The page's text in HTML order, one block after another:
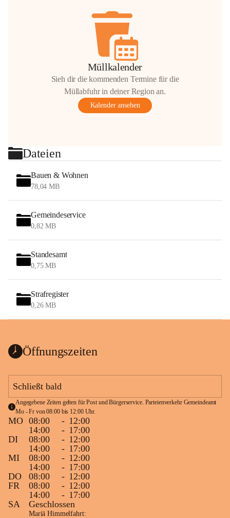
Müllkalender
Sieh dir die kommenden Termine für die
Müllabfuhr in deiner Region an.
Kalender ansehen
Dateien
Bauen & Wohnen
78,04 MB
Gemeindeservice
0,82 MB
Standesamt
0,75 MB
Strafregister
0,26 MB
Öffnungszeiten
Schließt bald
Angegebene Zeiten gelten für Post und Bürgerservice. Parteienverkehr Gemeindeamt
Mo - Fr von 08:00 bis 12:00 Uhr.
MO 08:00 - 12:00
14:00
- 17:00
DI
08:00 - 12:00
14:00
- 17:00
MI
08:00 - 12:00
14:00
- 17:00
DO
08:00 - 12:00
FR
08:00 - 12:00
14:00
- 17:00
SA
Geschlossen
Mariä Himmelfahrt: